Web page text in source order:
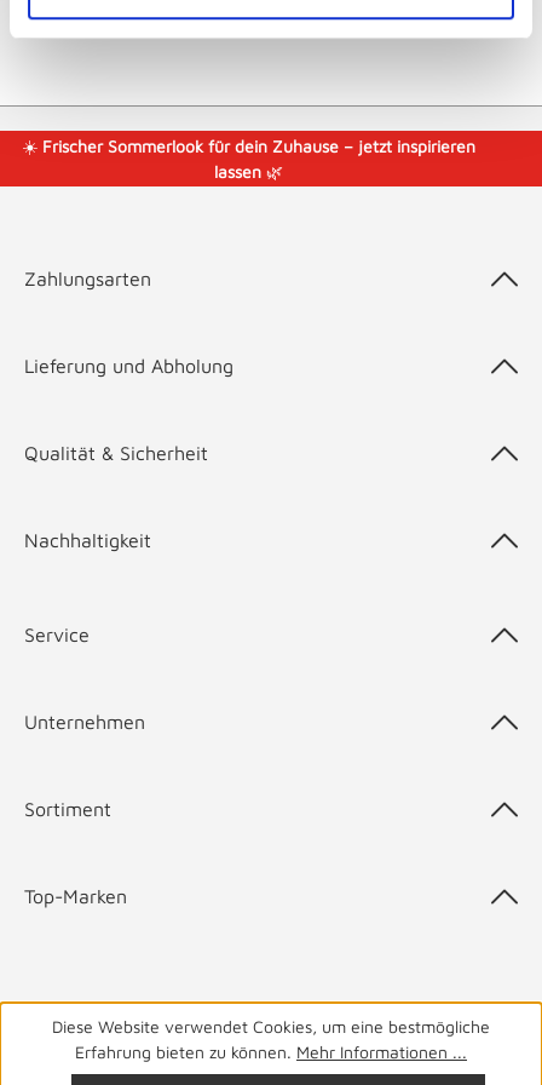
☀️ Frischer Sommerlook für dein Zuhause – jetzt inspirieren
lassen🌿
Zahlungsarten
Lieferung und Abholung
Qualität & Sicherheit
Nachhaltigkeit
Service
Unternehmen
Sortiment
Top-Marken
Haben Sie Fragen? Wir helfen Ihnen gerne.05141 9940täglich
von 8-19 Uhr
Diese Website verwendet Cookies, um eine bestmögliche
Erfahrung bieten zu können. Mehr Informationen ...